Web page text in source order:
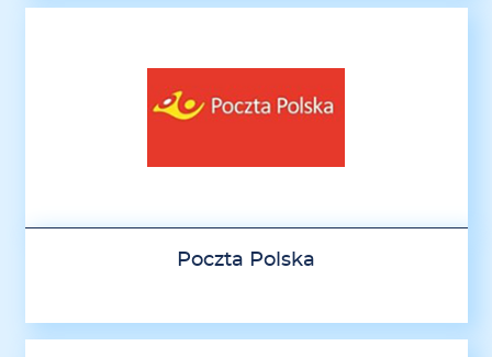
Poczta Polska